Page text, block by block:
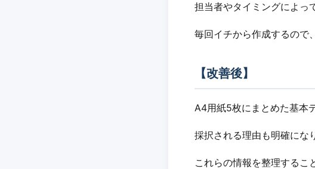
担当者やタイミングによっ
毎回イチから作成するので
【改善後】
A4用紙5枚にまとめた基本
採択される理由も明確にな
これらの情報を整理するこ